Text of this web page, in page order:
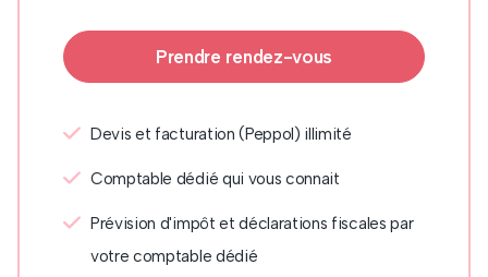
Prendre rendez-vous
Devis et facturation (Peppol) illimité
Comptable dédié qui vous connait
Prévision d'impôt et déclarations fiscales par
votre comptable dédié